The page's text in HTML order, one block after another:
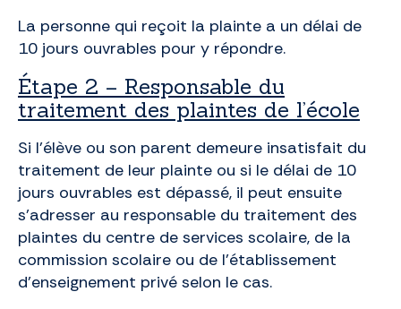
La personne qui reçoit la plainte a un délai de
10 jours ouvrables pour y répondre.
Étape 2 – Responsable du
traitement des plaintes de l’école
Si l’élève ou son parent demeure insatisfait du
traitement de leur plainte ou si le délai de 10
jours ouvrables est dépassé, il peut ensuite
s’adresser au responsable du traitement des
plaintes du centre de services scolaire, de la
commission scolaire ou de l’établissement
d’enseignement privé selon le cas.